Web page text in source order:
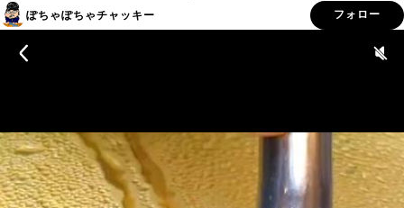
ぽちゃぽちゃチャッキー フォロー